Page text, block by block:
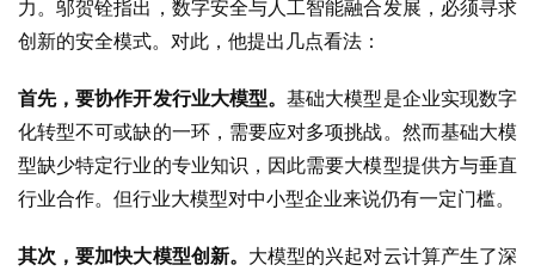
力。邬贺铨指出，数字安全与人工智能融合发展，必须寻求
创新的安全模式。对此，他提出几点看法：
首先，要协作开发行业大模型。基础大模型是企业实现数字
化转型不可或缺的一环，需要应对多项挑战。然而基础大模
型缺少特定行业的专业知识，因此需要大模型提供方与垂直
行业合作。但行业大模型对中小型企业来说仍有一定门槛。
其次，要加快大模型创新。 大模型的兴起对云计算产生了深